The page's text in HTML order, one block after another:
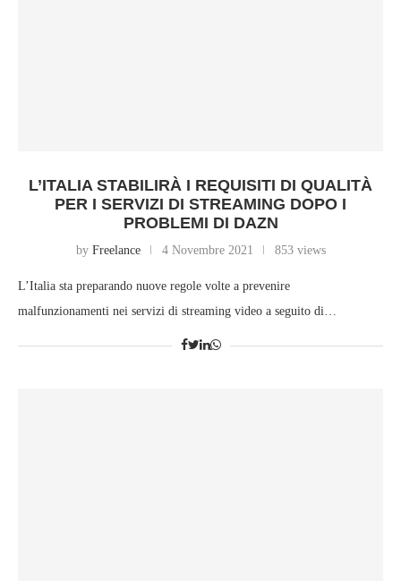
L’ITALIA STABILIRÀ I REQUISITI DI QUALITÀ
PER I SERVIZI DI STREAMING DOPO I
PROBLEMI DI DAZN
by Freelance 4 Novembre 2021 853 views
L’Italia sta preparando nuove regole volte a prevenire
malfunzionamenti nei servizi di streaming video a seguito di…